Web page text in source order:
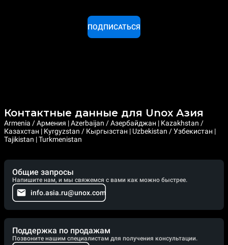
ПОДПИСАТЬСЯ
Контактные данные для Unox Азия
Armenia / Армения | Azerbaijan / Азербайджан | Kazakhstan /
Казахстан | Kyrgyzstan / Кыргызстан | Uzbekistan / Узбекистан |
Tajikistan | Turkmenistan
Общие запросы
Напишите нам, и мы свяжемся с вами как можно быстрее.
info.asia.ru@unox.com
Поддержка по продажам
Позвоните нашим специалистам для получения консультации.